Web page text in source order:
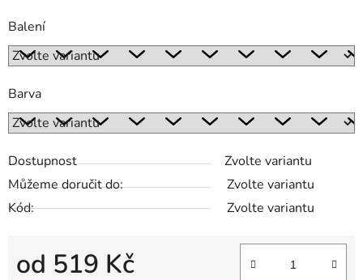
Balení
Barva
Dostupnost
Zvolte variantu
Můžeme doručit do:
Zvolte variantu
Kód:
Zvolte variantu
od 519 Kč